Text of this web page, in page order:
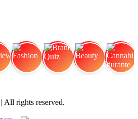
| All rights reserved.